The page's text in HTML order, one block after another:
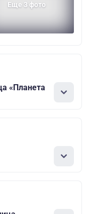
Еще 3 фото
«Планета